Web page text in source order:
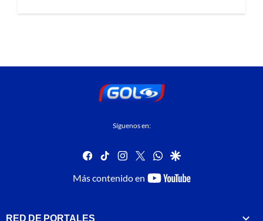
Síguenos en:
facebook
tiktok instagram
twitterwhatsapp
google
Más contenido en
youtube-
RED DE PORTALES